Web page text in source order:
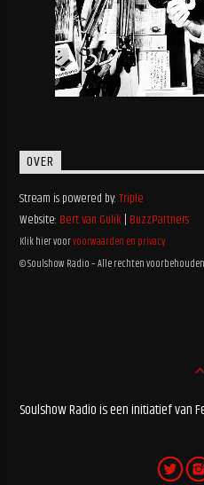
OVER
Stream is powered by:Triple
Website: Bert van Gulik| BuzzPartners
Klik hier voorvoorwaarden en privacy
© Soulshow Radio – Alle rechten voorbehouden
Soulshow Radio is een initiatief van